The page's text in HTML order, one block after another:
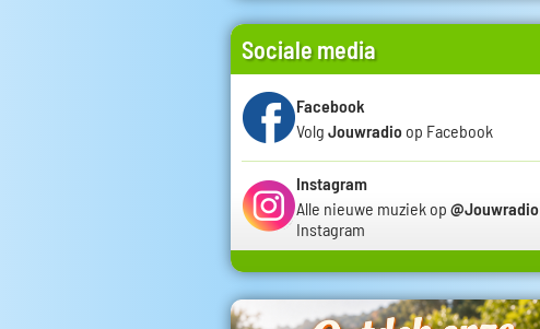
Sociale media
Facebook
Volg Jouwradio op Facebook
Instagram
Alle nieuwe muziek op @Jouwradio
Instagram